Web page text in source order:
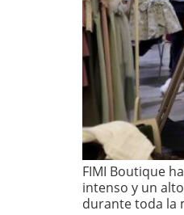
FIMI Boutique
intenso y un
durante toda la